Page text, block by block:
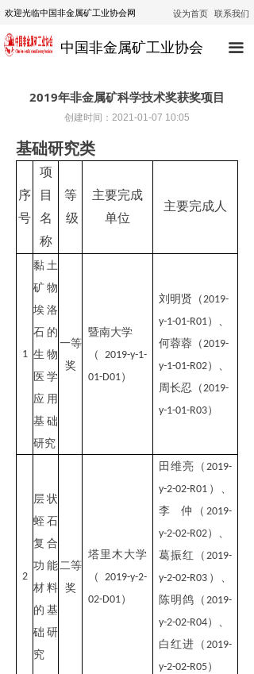
中国非金属矿工业协会
欢迎光临中国非金属矿工业协会网 设为首页 联系我们
끀
首页
协会动态
技术咨询
技术培训
经济运行
政策法规
2019年非金属矿科学技术奖获奖项目
基础研究类
序
号
项
目
名
称
等
级
主要完成
单位
主要完成人
1
黏土
矿物
埃洛
石的
生物
医学
应用
基础
研究
一等
奖
暨南大学
（ 2019-y-1-
01-D01）
刘明贤（2019-
y-1-01-R01） 、
何蓉蓉（2019-
y-1-01-R02） 、
周长忍（2019-
y-1-01-R03）
2
层状
蛭石
复合
功能
材料
的基
础研
究
二等
奖
塔里木大学
（ 2019-y-2-
02-D01）
田维亮（ 2019-
y-2-02-R01 ） 、
李 仲（ 2019-
y-2-02-R02） 、
葛振红（ 2019-
y-2-02-R03 ） 、
陈明鸽（ 2019-
y-2-02-R04） 、
白红进（ 2019-
y-2-02-R05）
创建时间： 2021-01-07 10:05